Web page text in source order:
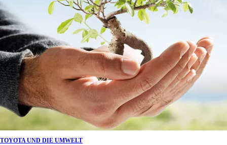
TOYOTA UND DIE UMWELT